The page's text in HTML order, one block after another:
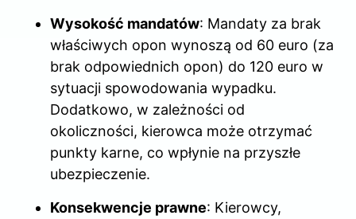
Wysokość mandatów: Mandaty za brak
właściwych opon wynoszą od 60 euro (za
brak odpowiednich opon) do 120 euro w
sytuacji spowodowania wypadku.
Dodatkowo, w zależności od
okoliczności, kierowca może otrzymać
punkty karne, co wpłynie na przyszłe
ubezpieczenie.
Konsekwencje prawne: Kierowcy,